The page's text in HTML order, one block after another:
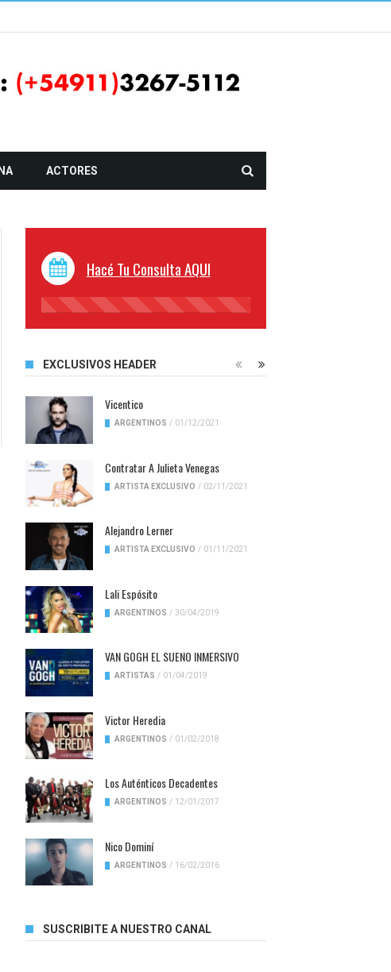
ACTORES
Hacé Tu Consulta AQUI
45%
EXCLUSIVOS HEADER
Vicentico
ARGENTINOS / 01/12/2021
Contratar A Julieta Venegas
ARTISTA EXCLUSIVO / 02/11/2021
Alejandro Lerner
ARTISTA EXCLUSIVO / 01/11/2021
Lali Espósito
ARGENTINOS / 30/04/2019
VAN GOGH EL SUENO INMERSIVO
ARTISTAS / 01/04/2019
Victor Heredia
ARGENTINOS / 01/02/2018
Los Auténticos Decadentes
ARGENTINOS / 12/01/2017
Nico Dominí
ARGENTINOS / 16/02/2016
SUSCRIBITE A NUESTRO CANAL